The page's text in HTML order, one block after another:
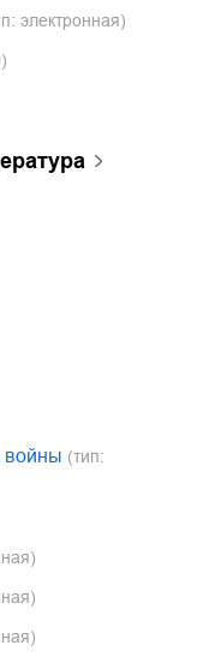
электронная)
войны (тип: